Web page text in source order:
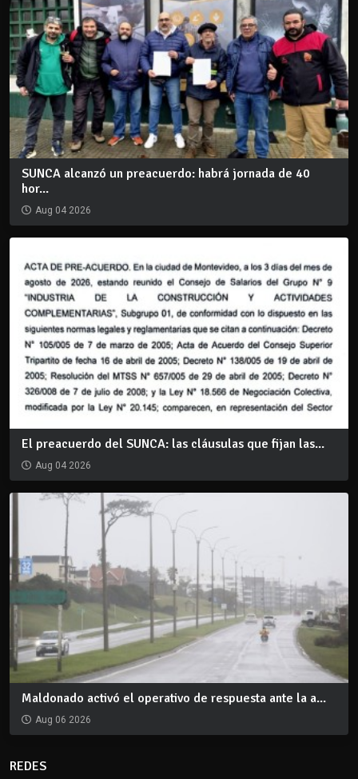
SUNCA alcanzó un preacuerdo: habrá jornada de 40
hor...
Aug 04 2026
El preacuerdo del SUNCA: las cláusulas que fijan las...
Aug 04 2026
Maldonado activó el operativo de respuesta ante la a...
Aug 06 2026
REDES